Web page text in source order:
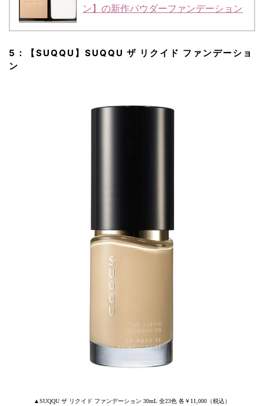
ン】の新作パウダーファンデーション
5：【SUQQU】SUQQU ザ リクイド ファンデーショ
ン
▲SUQQU ザ リクイド ファンデーション 30mL 全23色 各￥11,000（税込）